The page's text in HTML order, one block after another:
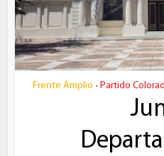
Frente Amplio • Partido